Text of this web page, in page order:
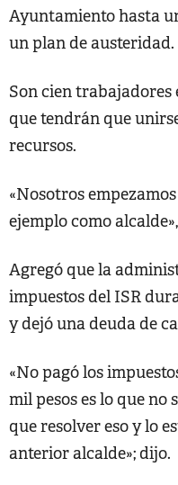
Ayuntamiento hasta
un plan de austeridad.
Son cien
que tendrán que
recursos.
«Nosotros
ejemplo como
Agregó que la
impuestos del ISR
y dejó una deuda de
«No pagó los
mil pesos es lo que no
que resolver eso y lo
anterior alcalde»; dijo.